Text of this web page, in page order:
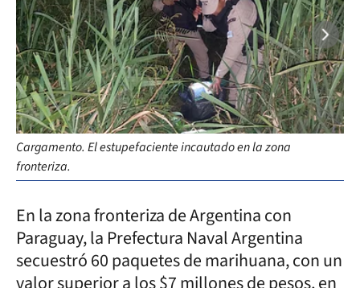
Cargamento. El estupefaciente incautado en la zona
fronteriza.
En la zona fronteriza de Argentina con
Paraguay, la Prefectura Naval Argentina
secuestró 60 paquetes de marihuana, con un